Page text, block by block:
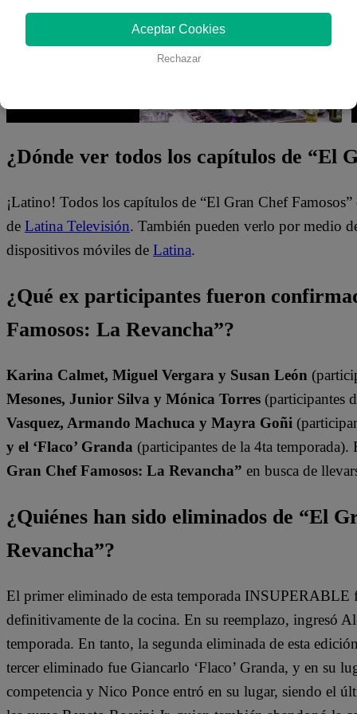
¿Dónde ver todos los capítulos de “El
¡Latino! Todos los capítulos de “El Gran Chef
de Latina Televisión. También pueden verlo por medio
dispositivos móviles de Latina.
¿Qué ex participantes fueron
Famosos: La Revancha”?
Karina Calmet, Miguel Vergara y Susan León
Mesones, Junior Silva y Mónica Torres (participantes
Vasquez, Armando Machuca y Mayra Goñi
y el ‘Flaco’ Granda (participantes de la 4ta temporada).
Gran Chef Famosos: La Revancha” en busca de
¿Quiénes han sido eliminados de “El
Revancha”?
El primer eliminado de esta temporada INSUPERABLE
definitivamente de la cocina. En su reemplazo, ingresó
temporada. En tanto, la segunda eliminada de esta
tercer eliminado fue Giancarlo ‘Flaco’ Granda, y en su
competencia y Nico Ponce entró en su lugar, siendo el
Aceptar Cookies
Rechazar